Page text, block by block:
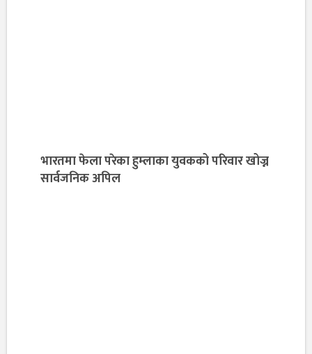
भारतमा फेला परेका हुम्लाका युवकको परिवार खोज्न
सार्वजनिक अपिल